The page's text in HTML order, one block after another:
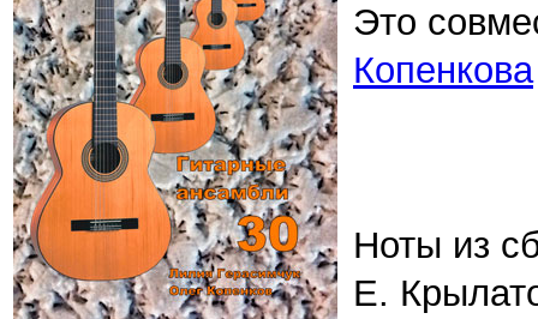
Это
Копенкова
Ноты из
Е.